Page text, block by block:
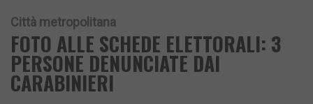
Città metropolitana
FOTO ALLE SCHEDE ELETTORALI: 3
PERSONE DENUNCIATE DAI
CARABINIERI